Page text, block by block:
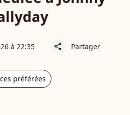
à 22:35 share Partager
préférées